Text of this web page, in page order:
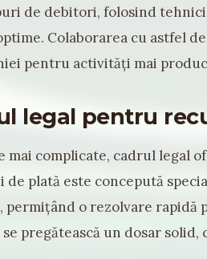
de debitori, folosind
Colaborarea cu astfel
pentru activități mai
legal pentru
mai complicate, cadrul legal
de plată este concepută
permițând o rezolvare
se pregătească un dosar